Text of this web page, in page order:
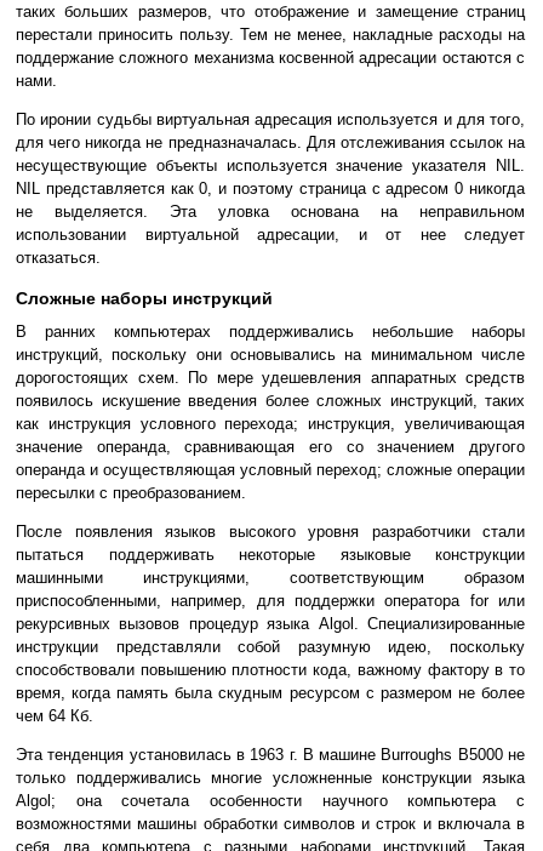
таких больших размеров, что отображение и замещение страниц
перестали приносить пользу. Тем не менее, накладные расходы на
поддержание сложного механизма косвенной адресации остаются с
нами.
По иронии судьбы виртуальная адресация используется и для того,
для чего никогда не предназначалась. Для отслеживания ссылок на
несуществующие объекты используется значение указателя NIL.
NIL представляется как 0, и поэтому страница с адресом 0 никогда
не выделяется. Эта уловка основана на неправильном
использовании виртуальной адресации, и от нее следует
отказаться.
Сложные наборы инструкций
В ранних компьютерах поддерживались небольшие наборы
инструкций, поскольку они основывались на минимальном числе
дорогостоящих схем. По мере удешевления аппаратных средств
появилось искушение введения более сложных инструкций, таких
как инструкция условного перехода; инструкция, увеличивающая
значение операнда, сравнивающая его со значением другого
операнда и осуществляющая условный переход; сложные операции
пересылки с преобразованием.
После появления языков высокого уровня разработчики стали
пытаться поддерживать некоторые языковые конструкции
машинными инструкциями, соответствующим образом
приспособленными, например, для поддержки оператора for или
рекурсивных вызовов процедур языка Algol. Специализированные
инструкции представляли собой разумную идею, поскольку
способствовали повышению плотности кода, важному фактору в то
время, когда память была скудным ресурсом с размером не более
чем 64 Кб.
Эта тенденция установилась в 1963 г. В машине Burroughs B5000 не
только поддерживались многие усложненные конструкции языка
Algol; она сочетала особенности научного компьютера с
возможностями машины обработки символов и строк и включала в
себя два компьютера с разными наборами инструкций. Такая